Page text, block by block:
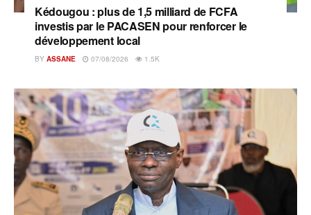
Kédougou : plus de 1,5 milliard de FCFA
investis par le PACASEN pour renforcer le
développement local
BY ASSANE 07/08/2026 1.5K